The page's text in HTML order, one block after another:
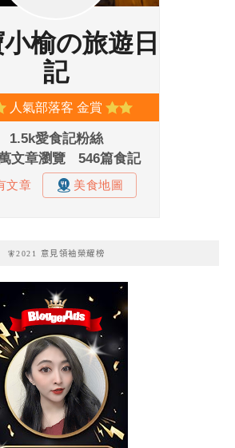
🧚2021 意見領袖榮耀榜